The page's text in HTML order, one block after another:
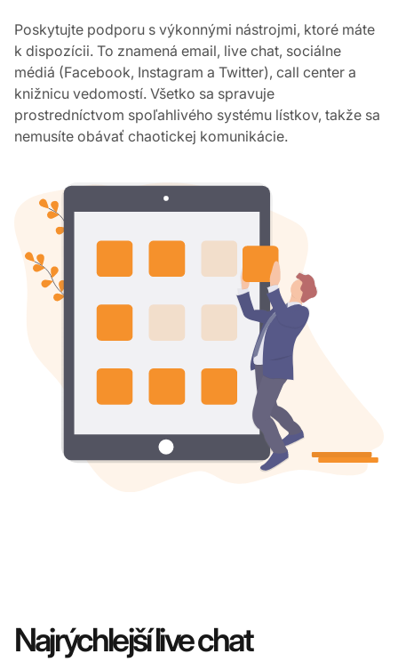
Poskytujte podporu s výkonnými nástrojmi, ktoré máte
k dispozícii. To znamená email, live chat, sociálne
médiá (Facebook, Instagram a Twitter), call center a
knižnicu vedomostí. Všetko sa spravuje
prostredníctvom spoľahlivého systému lístkov, takže sa
nemusíte obávať chaotickej komunikácie.
Najrýchlejší live chat